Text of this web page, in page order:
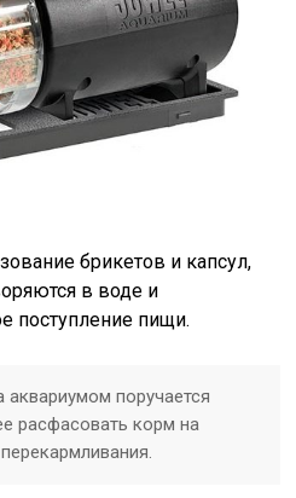
брикетов и капсул,
в воде и
поступление пищи.
аквариумом поручается
расфасовать корм на